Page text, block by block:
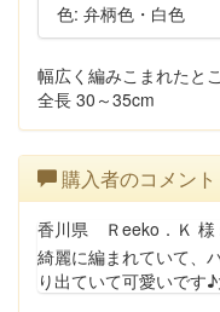
色: 弁柄色・白色
幅広く編みこまれたと
全長 30～35cm
購入者のコメント
香川県 Ｒeeko．Ｋ 様
綺麗に編まれていて、
り出ていて可愛いです